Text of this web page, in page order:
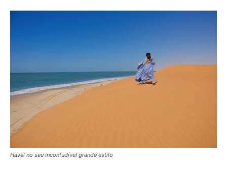
Havel no seu inconfudível grande estilo